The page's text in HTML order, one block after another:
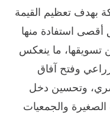
بهدف تعظيم القيمة
أقصى استفادة منها
تسويقها، ما ينعكس
وفتح آفاق
وتحسين دخل
والجمعيات